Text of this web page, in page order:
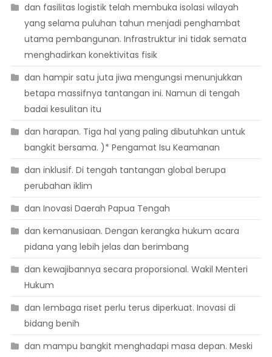
dan fasilitas logistik telah membuka isolasi wilayah
yang selama puluhan tahun menjadi penghambat
utama pembangunan. Infrastruktur ini tidak semata
menghadirkan konektivitas fisik
dan hampir satu juta jiwa mengungsi menunjukkan
betapa massifnya tantangan ini. Namun di tengah
badai kesulitan itu
dan harapan. Tiga hal yang paling dibutuhkan untuk
bangkit bersama. )* Pengamat Isu Keamanan
dan inklusif. Di tengah tantangan global berupa
perubahan iklim
dan Inovasi Daerah Papua Tengah
dan kemanusiaan. Dengan kerangka hukum acara
pidana yang lebih jelas dan berimbang
dan kewajibannya secara proporsional. Wakil Menteri
Hukum
dan lembaga riset perlu terus diperkuat. Inovasi di
bidang benih
dan mampu bangkit menghadapi masa depan. Meski